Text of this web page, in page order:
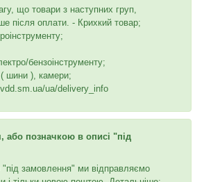
що товари з наступних груп,
після оплати. - Крихкий товар;
бензоінструменту;
шини ), камери;
ua/delivery_info
або позначкою в описі "під
замовлення" ми відправляємо